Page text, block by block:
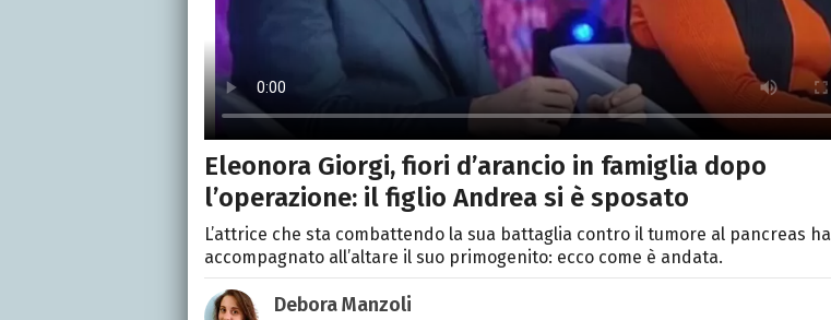
Eleonora Giorgi, fiori d’arancio in famiglia dopo
l’operazione: il figlio Andrea si è sposato
L’attrice che sta combattendo la sua battaglia contro il tumore al pancreas ha
accompagnato all’altare il suo primogenito: ecco come è andata.
Debora Manzoli